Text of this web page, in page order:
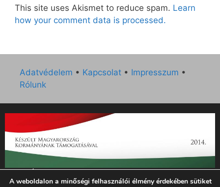
This site uses Akismet to reduce spam. Learn
how your comment data is processed.
Adatvédelem • Kapcsolat • Impresszum •
Rólunk
„Az Új Ember katolikus hetilap 2014. évi működésének
támogatását az EGYH-KCP-14-P-0121 sz. támogatási
A weboldalon a minőségi felhasználói élmény érdekében sütiket